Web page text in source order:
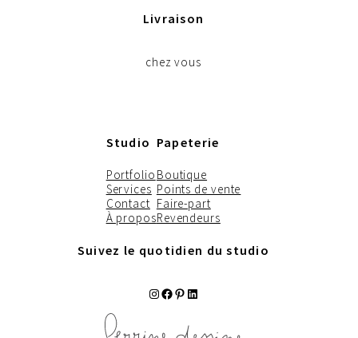
Livraison
chez vous
Studio
Portfolio
Services
Contact
À propos
Papeterie
Boutique
Points de vente
Faire-part
Revendeurs
Suivez le quotidien du studio
Instagram Facebook Pinterest LinkedIn